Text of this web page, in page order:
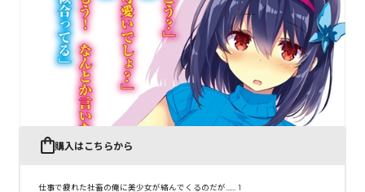
購入はこちらから
仕事で疲れた社畜の俺に美少女が絡んでくるのだが…… 1